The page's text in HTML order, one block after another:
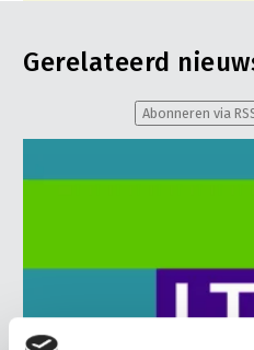
Gerelateerd
Abonneren via